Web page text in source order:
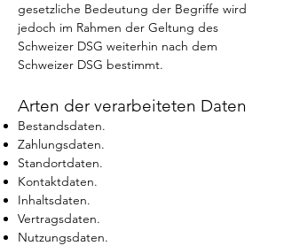
gesetzliche Bedeutung der Begriffe wird
jedoch im Rahmen der Geltung des
Schweizer DSG weiterhin nach dem
Schweizer DSG bestimmt.
Arten der verarbeiteten Daten
Bestandsdaten.
Zahlungsdaten.
Standortdaten.
Kontaktdaten.
Inhaltsdaten.
Vertragsdaten.
Nutzungsdaten.